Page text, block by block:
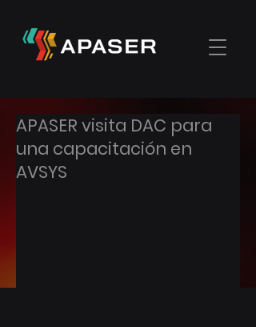
APASER visita DAC para
una capacitación en
AVSYS